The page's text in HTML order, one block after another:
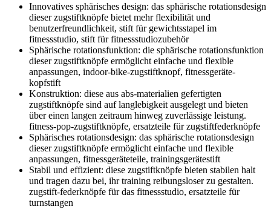
Innovatives sphärisches design: das sphärische rotationsdesign
dieser zugstiftknöpfe bietet mehr flexibilität und
benutzerfreundlichkeit, stift für gewichtsstapel im
fitnessstudio, stift für fitnessstudiozubehör
Sphärische rotationsfunktion: die sphärische rotationsfunktion
dieser zugstiftknöpfe ermöglicht einfache und flexible
anpassungen, indoor-bike-zugstiftknopf, fitnessgeräte-
kopfstift
Konstruktion: diese aus abs-materialien gefertigten
zugstiftknöpfe sind auf langlebigkeit ausgelegt und bieten
über einen langen zeitraum hinweg zuverlässige leistung.
fitness-pop-zugstiftknöpfe, ersatzteile für zugstiftfederknöpfe
Sphärisches rotationsdesign: das sphärische rotationsdesign
dieser zugstiftknöpfe ermöglicht einfache und flexible
anpassungen, fitnessgeräteteile, trainingsgerätestift
Stabil und effizient: diese zugstiftknöpfe bieten stabilen halt
und tragen dazu bei, ihr training reibungsloser zu gestalten.
zugstift-federknöpfe für das fitnessstudio, ersatzteile für
turnstangen